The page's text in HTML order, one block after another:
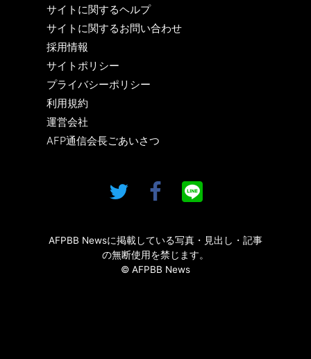
サイトに関するヘルプ
サイトに関するお問い合わせ
採用情報
サイトポリシー
プライバシーポリシー
利用規約
運営会社
AFP通信会長ごあいさつ
AFPBB Newsに掲載している写真・見出し・記事
の無断使用を禁じます。
© AFPBB News